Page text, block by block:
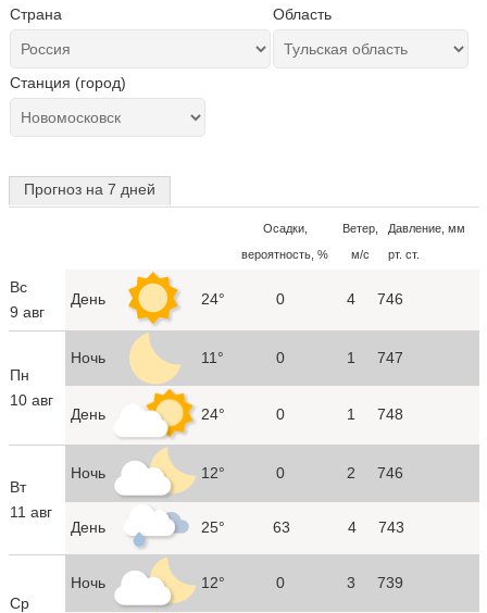
Страна Область
Станция (город)
Прогноз на 7 дней
Осадки,
вероятность, %
Ветер,
м/с
Давление, мм
рт. ст.
Вс
9 авг
День 24° 0 4 746
Пн
10 авг
Ночь 11° 0 1 747
День 24° 0 1 748
Вт
11 авг
Ночь 12° 0 2 746
День 25° 63 4 743
Ср
Ночь 12° 0 3 739